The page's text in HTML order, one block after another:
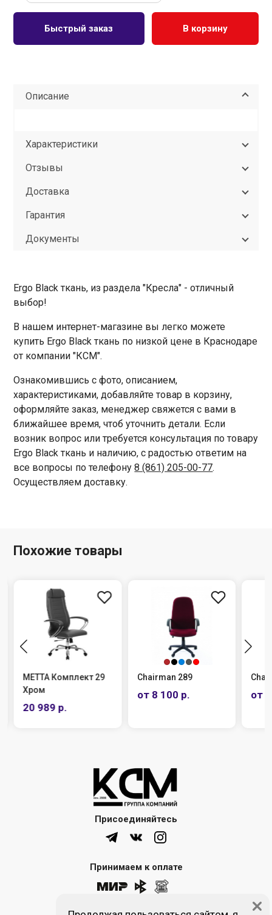
В корзину
Быстрый заказ
Описание
Характеристики
Отзывы
Доставка
Гарантия
Документы
Ergo Black ткань, из раздела "Кресла" - отличный
выбор!
В нашем интернет-магазине вы легко можете
купить Ergo Black ткань по низкой цене в Краснодаре
от компании "КСМ".
Ознакомившись с фото, описанием,
характеристиками, добавляйте товар в корзину,
оформляйте заказ, менеджер свяжется с вами в
ближайшее время, чтоб уточнить детали. Если
возник вопрос или требуется консультация по товару
Ergo Black ткань и наличию, с радостью ответим на
все вопросы по телефону8 (861) 205-00-77.
Осуществляем доставку.
Похожие товары
МЕТТА Комплект 29
Хром
20 989 р.
Chairman 289
от 8 100 р. от
Присоединяйтесь
Принимаем к оплате